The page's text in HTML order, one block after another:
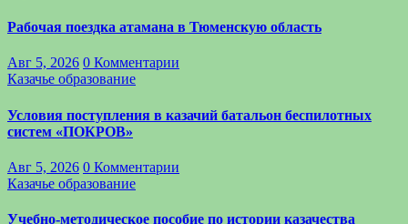
Рабочая поездка атамана в Тюменскую область
Авг 5, 2026 0 Комментарии
Казачье образование
Условия поступления в казачий батальон беспилотных
систем «ПОКРОВ»
Авг 5, 2026 0 Комментарии
Казачье образование
Учебно-методическое пособие по истории казачества